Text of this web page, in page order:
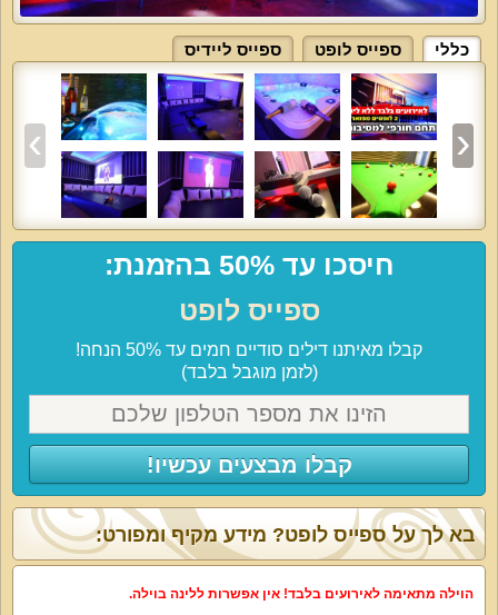
כללי ספייס לופט ספייס ליידיס
חיסכו עד 50% בהזמנת:
ספייס לופט
קבלו מאיתנו דילים סודיים חמים עד 50% הנחה!
(לזמן מוגבל בלבד)
קבלו מבצעים עכשיו!
בא לך על ספייס לופט? מידע מקיף ומפורט:
הוילה מתאימה לאירועים בלבד! אין אפשרות ללינה בוילה.